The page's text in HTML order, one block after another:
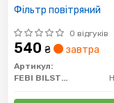
Фільтр повітряний
0 відгуків
540 ₴ завтра
Артикул:
FEBI BILSTEIN